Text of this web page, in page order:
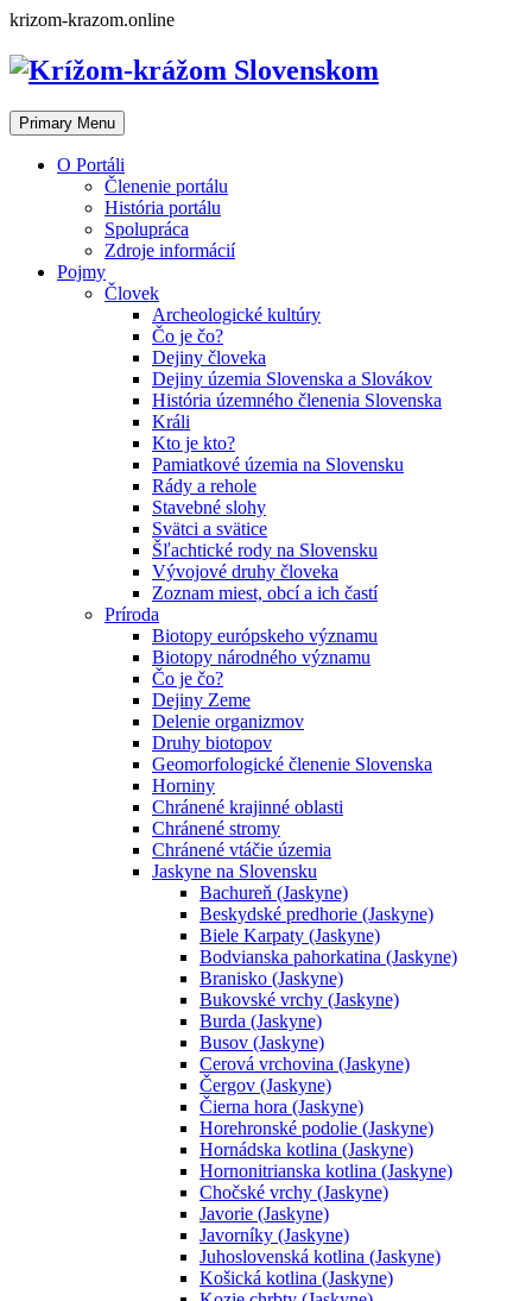
Skip
content
krizom-krazom.online
Primary Menu
O Portáli
Členenie portálu
História portálu
Spolupráca
Zdroje informácií
Pojmy
Človek
Archeologické kultúry
Čo je čo?
Dejiny človeka
Dejiny územia Slovenska a Slovákov
História územného členenia Slovenska
Králi
Kto je kto?
Pamiatkové územia na Slovensku
Rády a rehole
Stavebné slohy
Svätci a svätice
Šľachtické rody na Slovensku
Vývojové druhy človeka
Zoznam miest, obcí a ich častí
Príroda
Biotopy európskeho významu
Biotopy národného významu
Čo je čo?
Dejiny Zeme
Delenie organizmov
Druhy biotopov
Geomorfologické členenie Slovenska
Horniny
Chránené krajinné oblasti
Chránené stromy
Chránené vtáčie územia
Jaskyne na Slovensku
Bachureň (Jaskyne)
Beskydské predhorie (Jaskyne)
Biele Karpaty (Jaskyne)
Bodvianska pahorkatina (Jaskyne)
Branisko (Jaskyne)
Bukovské vrchy (Jaskyne)
Burda (Jaskyne)
Busov (Jaskyne)
Cerová vrchovina (Jaskyne)
Čergov (Jaskyne)
Čierna hora (Jaskyne)
Horehronské podolie (Jaskyne)
Hornádska kotlina (Jaskyne)
Hornonitrianska kotlina (Jaskyne)
Chočské vrchy (Jaskyne)
Javorie (Jaskyne)
Javorníky (Jaskyne)
Juhoslovenská kotlina (Jaskyne)
Košická kotlina (Jaskyne)